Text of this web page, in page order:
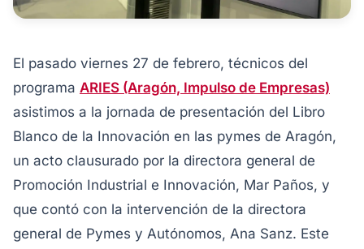
El pasado viernes 27 de febrero, técnicos del
programa ARIES (Aragón, Impulso de Empresas)
asistimos a la jornada de presentación del Libro
Blanco de la Innovación en las pymes de Aragón,
un acto clausurado por la directora general de
Promoción Industrial e Innovación, Mar Paños, y
que contó con la intervención de la directora
general de Pymes y Autónomos, Ana Sanz. Este